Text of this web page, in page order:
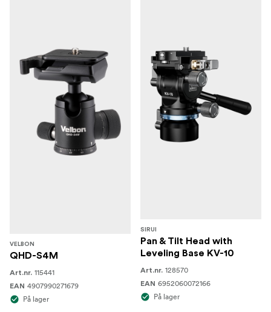
VELBON
QHD-S4M
Art.nr. 115441
EAN 4907990271679
På lager
SIRUI
Pan & Tilt Head with
Leveling Base KV-10
Art.nr. 128570
EAN 6952060072166
På lager